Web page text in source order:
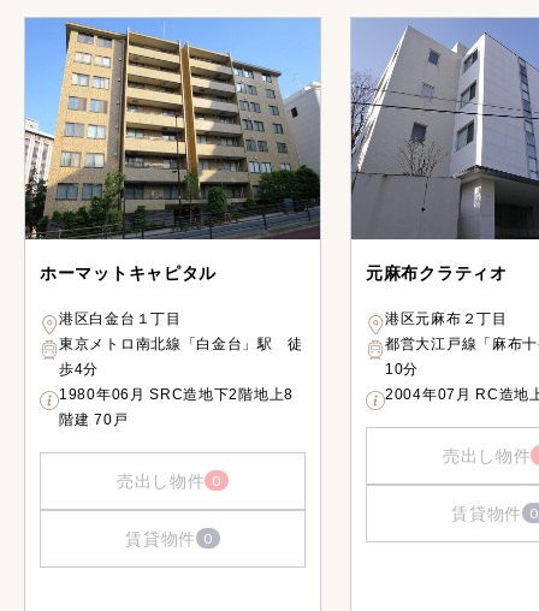
ホーマットキャピタル
港区白金台１丁目
東京メトロ南北線「白金台」駅 徒
歩4分
1980年06月 SRC造地下2階地上8
階建 70戸
売出し物件 0
賃貸物件 0
元麻布クラティオ
港区元麻布２丁目
都営大江戸線「麻布
10分
2004年07月 RC造地
売出し物件
賃貸物件 0